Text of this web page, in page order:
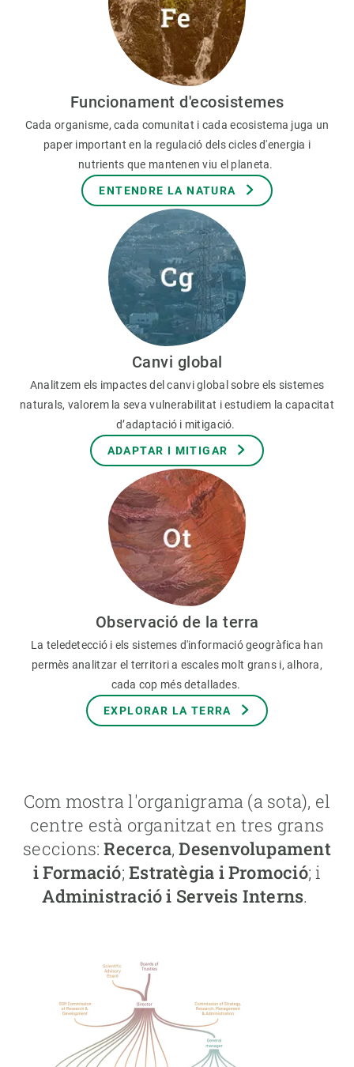
Funcionament d'ecosistemes
Cada organisme, cada comunitat i cada ecosistema juga un
paper important en la regulació dels cicles d'energia i
nutrients que mantenen viu el planeta.
ENTENDRE LA NATURA
Canvi global
Analitzem els impactes del canvi global sobre els sistemes
naturals, valorem la seva vulnerabilitat i estudiem la capacitat
d’adaptació i mitigació.
ADAPTAR I MITIGAR
Observació de la terra
La teledetecció i els sistemes d'informació geogràfica han
permès analitzar el territori a escales molt grans i, alhora,
cada cop més detallades.
EXPLORAR LA TERRA
Com mostra l'organigrama (a sota), el
centre està organitzat en tres grans
seccions:Recerca,Desenvolupament
i Formació;Estratègia i Promoció; i
Administració i Serveis Interns.